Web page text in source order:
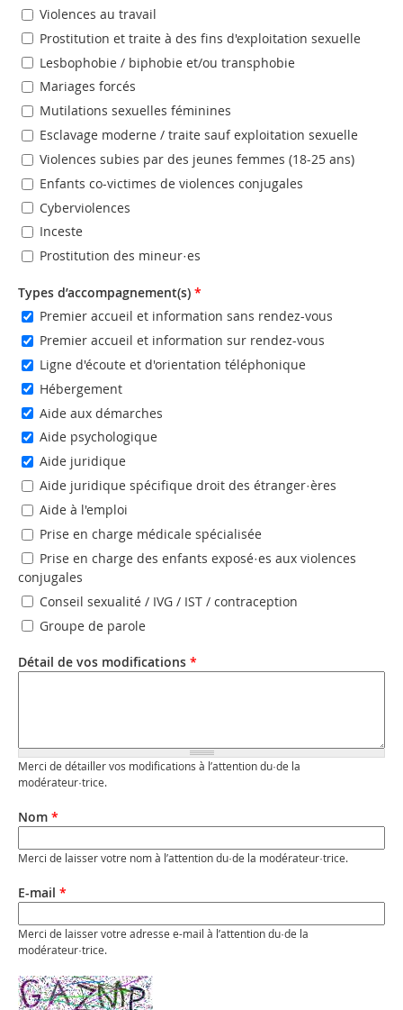
Violences au travail
Prostitution et traite à des fins d'exploitation sexuelle
Lesbophobie / biphobie et/ou transphobie
Mariages forcés
Mutilations sexuelles féminines
Esclavage moderne / traite sauf exploitation sexuelle
Violences subies par des jeunes femmes (18-25 ans)
Enfants co-victimes de violences conjugales
Cyberviolences
Inceste
Prostitution des mineur·es
Types d’accompagnement(s) *
Premier accueil et information sans rendez-vous
Premier accueil et information sur rendez-vous
Ligne d'écoute et d'orientation téléphonique
Hébergement
Aide aux démarches
Aide psychologique
Aide juridique
Aide juridique spécifique droit des étranger·ères
Aide à l'emploi
Prise en charge médicale spécialisée
Prise en charge des enfants exposé·es aux violences
conjugales
Conseil sexualité / IVG / IST / contraception
Groupe de parole
Détail de vos modifications *
Merci de détailler vos modifications à l’attention du·de la
modérateur·trice.
Nom *
Merci de laisser votre nom à l’attention du·de la modérateur·trice.
E-mail *
Merci de laisser votre adresse e-mail à l’attention du·de la
modérateur·trice.